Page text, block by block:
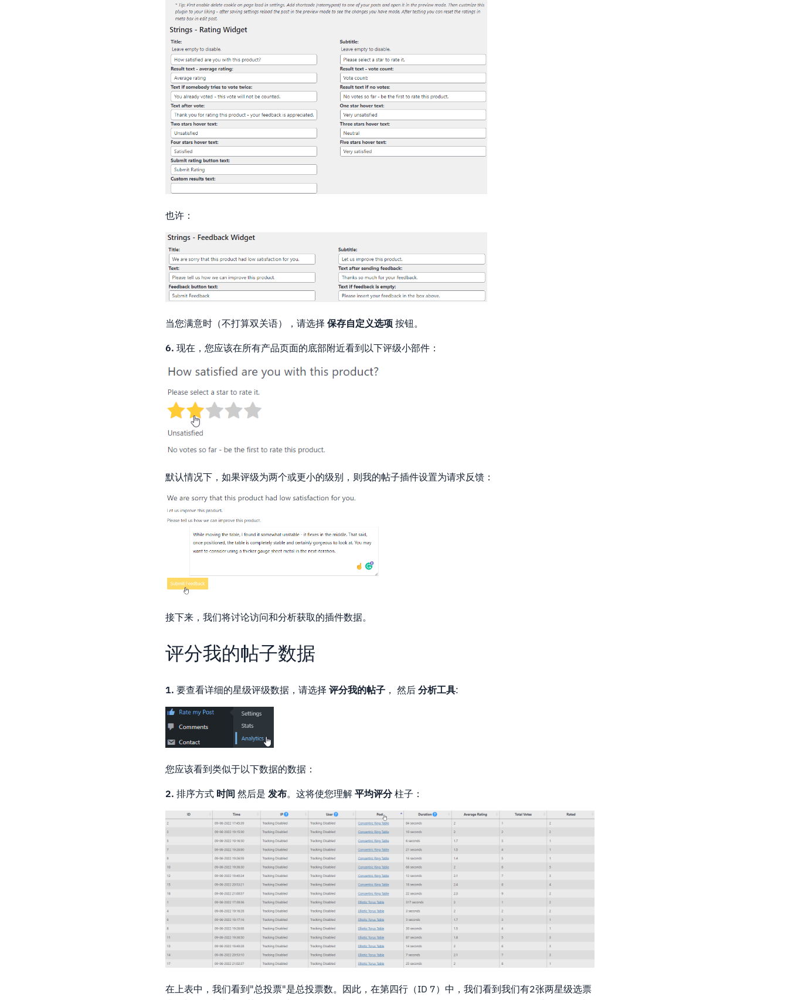
也许：
当您满意时（不打算双关语），请选择保存自定义选项 按钮。
6. 现在，您应该在所有产品页面的底部附近看到以下评级小部件：
默认情况下，如果评级为两个或更小的级别，则我的帖子插件设置为请求反馈：
接下来，我们将讨论访问和分析获取的插件数据。
评分我的帖子数据
1. 要查看详细的星级评级数据，请选择评分我的帖子 ， 然后分析工具:
您应该看到类似于以下数据的数据：
2. 排序方式 时间然后是发布。这将使您理解平均评分柱子：
在上表中，我们看到"总投票"是总投票数。因此，在第四行（ID 7）中，我们看到我们有2张两星级选票